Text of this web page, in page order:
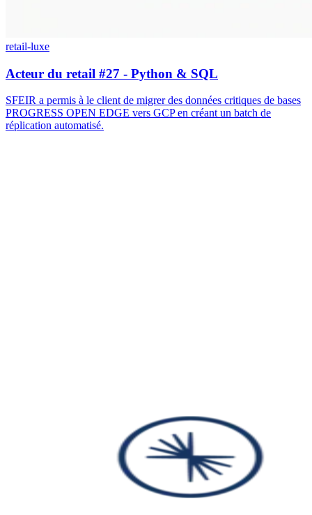
retail-luxe
Acteur du retail #27 - Python & SQL
SFEIR a permis à le client de migrer des données critiques de bases
PROGRESS OPEN EDGE vers GCP en créant un batch de
réplication automatisé.